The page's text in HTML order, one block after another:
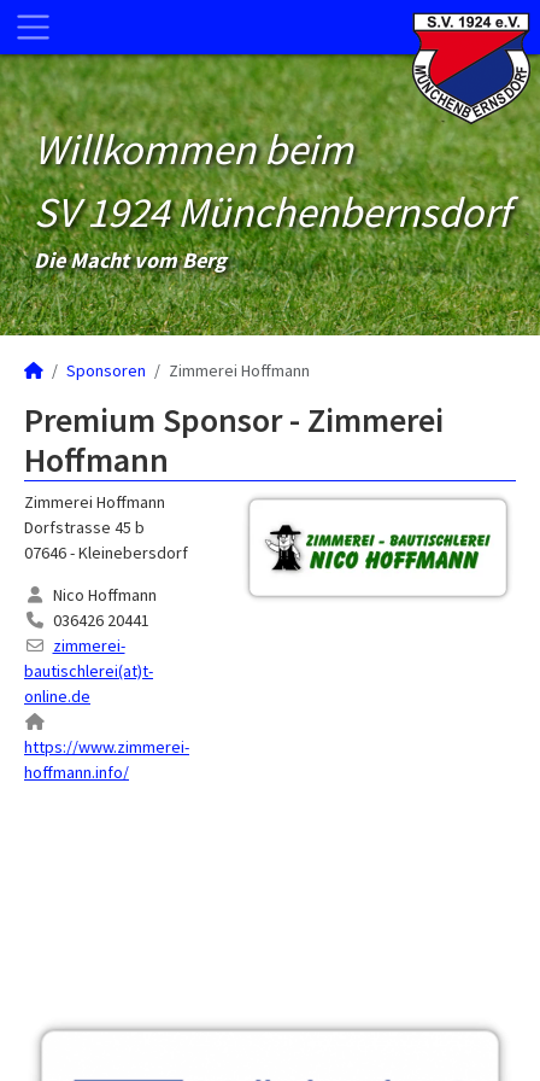
Willkommen beim
SV 1924 Münchenbernsdorf
Die Macht vom Berg
Sponsoren Zimmerei Hoffmann
Premium Sponsor - Zimmerei
Hoffmann
Zimmerei Hoffmann
Dorfstrasse 45 b
07646 - Kleinebersdorf
Nico Hoffmann
036426 20441
zimmerei-
bautischlerei(at)t-
online.de
https://www.zimmerei-
hoffmann.info/